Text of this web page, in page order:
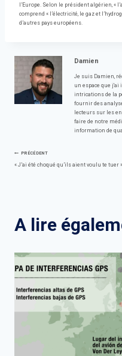
l’Europe. Selon le président algérien, «
comprend « l’électricité, le gaz et
d’autres pays européens.
Damien
Je suis Damien,
un espace que j'ai
intrications de la
fournir des
lecteurs sur les
faire de notre
information de
Navigation
PRÉCÉDENT
« J’ai été choqué qu’ils aient voulu te tuer »
A lire